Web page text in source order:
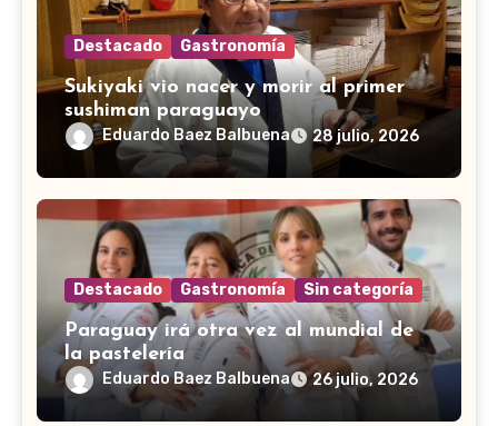
Destacado Gastronomía
Sukiyaki vio nacer y morir al primer
sushiman paraguayo
Eduardo Baez Balbuena 28 julio, 2026
Destacado Gastronomía Sin categoría
Paraguay irá otra vez al mundial de
la pastelería
Eduardo Baez Balbuena 26 julio, 2026